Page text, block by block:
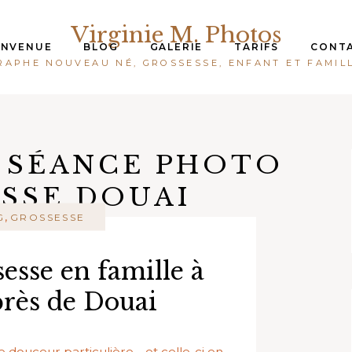
Virginie M. Photos
NOUVEAU NÉ, GROSSESSE, ENFANT ET
BLOG GALERIE TARIFS
SÉANCE PHOTO
DOUAI
, GROSSESSE
en famille à
de Douai